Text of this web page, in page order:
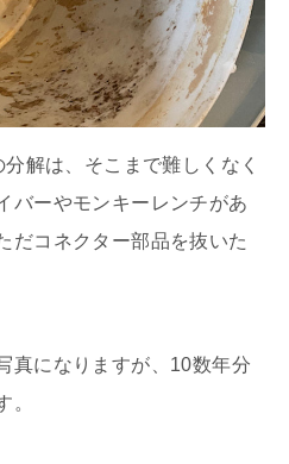
解は、そこまで難しくなく
バーやモンキーレンチがあ
だコネクター部品を抜いた
真になりますが、10数年分
。